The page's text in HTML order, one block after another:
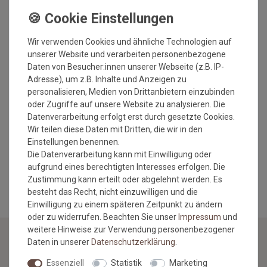
Florhöhe: ca. 5 mm
Gesamtgewicht: ca. 1900 gr./m²
Rücken: Latexwaffelrücken
Antistatisch
Fußbodenheizung geeignet
umweltfreundlich
schadstoffgeprüft
MEHR INFORMATIONEN ZUM EU VERANTWORTLICHEN »
NEWSLETTER
Wir verwenden Cookies und ähnliche Technologien auf
unserer Website und verarbeiten personenbezogene
Daten von Besucher:innen unserer Webseite (z.B. IP-
Adresse), um z.B. Inhalte und Anzeigen zu
personalisieren, Medien von Drittanbietern einzubinden
oder Zugriffe auf unsere Website zu analysieren. Die
Datenverarbeitung erfolgt erst durch gesetzte Cookies.
Wir teilen diese Daten mit Dritten, die wir in den
Einstellungen benennen.
Die Datenverarbeitung kann mit Einwilligung oder
aufgrund eines berechtigten Interesses erfolgen. Die
Zustimmung kann erteilt oder abgelehnt werden. Es
besteht das Recht, nicht einzuwilligen und die
Einwilligung zu einem späteren Zeitpunkt zu ändern
oder zu widerrufen. Beachten Sie unser Impressum und
weitere Hinweise zur Verwendung personenbezogener
Daten in unserer Daten­schutz­erklärung
Essenziell Statistik Marketing